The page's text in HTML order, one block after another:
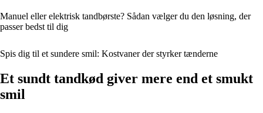
Manuel eller elektrisk tandbørste? Sådan vælger du den løsning, der
passer bedst til dig
Spis dig til et sundere smil: Kostvaner der styrker tænderne
Et sundt tandkød giver mere end et smukt
smil